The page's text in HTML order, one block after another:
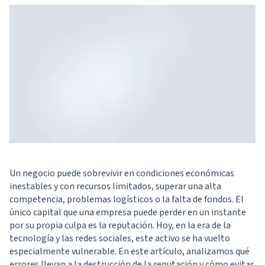
Un negocio puede sobrevivir en condiciones económicas
inestables y con recursos limitados, superar una alta
competencia, problemas logísticos o la falta de fondos. El
único capital que una empresa puede perder en un instante
por su propia culpa es la reputación. Hoy, en la era de la
tecnología y las redes sociales, este activo se ha vuelto
especialmente vulnerable. En este artículo, analizamos qué